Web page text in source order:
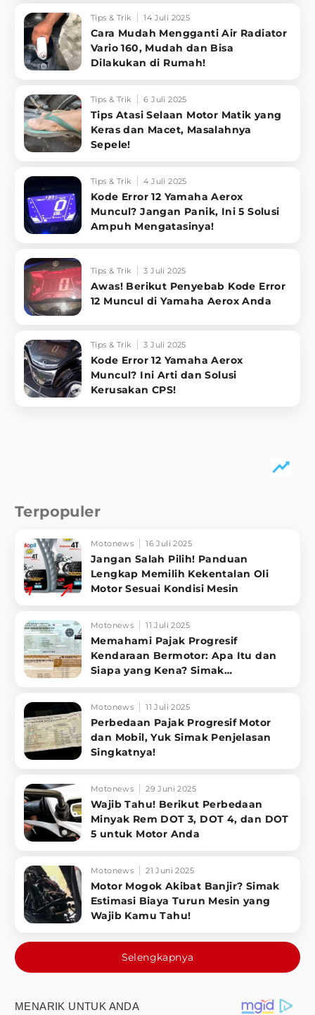
Tips & Trik 14 Juli 2025
Cara Mudah Mengganti Air Radiator
Vario 160, Mudah dan Bisa
Dilakukan di Rumah!
Tips & Trik 6 Juli 2025
Tips Atasi Selaan Motor Matik yang
Keras dan Macet, Masalahnya
Sepele!
Tips & Trik 4 Juli 2025
Kode Error 12 Yamaha Aerox
Muncul? Jangan Panik, Ini 5 Solusi
Ampuh Mengatasinya!
Tips & Trik 3 Juli 2025
Awas! Berikut Penyebab Kode Error
12 Muncul di Yamaha Aerox Anda
Tips & Trik 3 Juli 2025
Kode Error 12 Yamaha Aerox
Muncul? Ini Arti dan Solusi
Kerusakan CPS!
Terpopuler
Motonews 16 Juli 2025
Jangan Salah Pilih! Panduan
Lengkap Memilih Kekentalan Oli
Motor Sesuai Kondisi Mesin
Motonews 11 Juli 2025
Memahami Pajak Progresif
Kendaraan Bermotor: Apa Itu dan
Siapa yang Kena? Simak
Motonews 11 Juli 2025
Perbedaan Pajak Progresif Motor
dan Mobil, Yuk Simak Penjelasan
Singkatnya!
Motonews 29 Juni 2025
Wajib Tahu! Berikut Perbedaan
Minyak Rem DOT 3, DOT 4, dan DOT
5 untuk Motor Anda
Motonews 21 Juni 2025
Motor Mogok Akibat Banjir? Simak
Estimasi Biaya Turun Mesin yang
Wajib Kamu Tahu!
Selengkapnya